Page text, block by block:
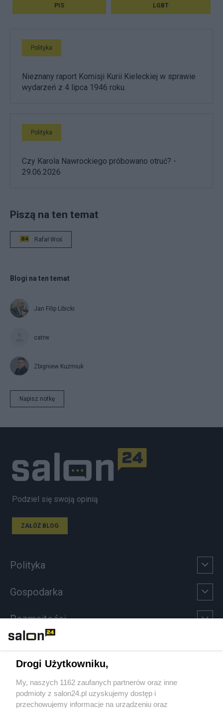
PIS LGBT
Polityka
Nieznany raport Komisji Kurii Kieleckiej w sprawie
wydarzeń z 4 lipca 1946 roku.
Polityka
Czy Karola Nawrockiego próbowano otruć? -
29.06.2026
Piszą na ten temat
Rafał Woś
Blogi na ten temat
Jan Filip Libicki
catrw
Zbigniew Kuźmiuk
Napisz notkę
Podziel się swoją opinią
ZAŁÓŻ BLOG
Polityka
Gospodarka
Rozmaitości
Sport
Społeczeństwo
Drogi Użytkowniku,
My, naszych 1162 zaufanych partnerów oraz inne
podmioty z salon24.pl uzyskujemy dostęp i
przechowujemy informacje na urządzeniu oraz